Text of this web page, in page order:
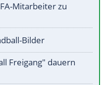
Mitarbeiter zu
Bilder
Freigang" dauern